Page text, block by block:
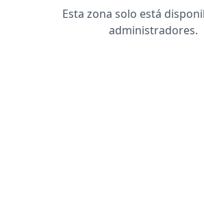
Esta zona solo está
administradores.